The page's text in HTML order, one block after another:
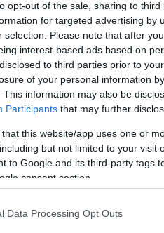
opt-out of the sale, sharing to
for targeted advertising by
selection. Please note that after
interest-based ads based on
to third parties prior to
of your personal information
This information may also be
Participants that may further
that this website/app uses one or
but not limited to your visit
to Google and its third-party tags
consent section.
Data Processing Opt Outs
ανοιχτή δημόσια
για το εγχειρίδιο
Ελλάδα,
μέσω του